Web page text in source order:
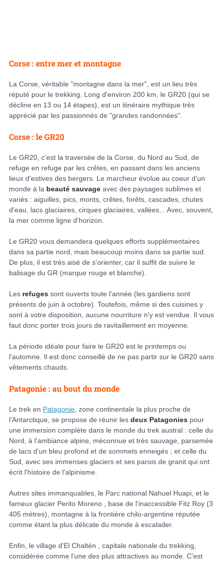
Corse : entre mer et montagne
La Corse, véritable "montagne dans la mer", est un lieu très
réputé pour le trekking. Long d'environ 200 km, le GR20 (qui se
décline en 13 ou 14 étapes), est un itinéraire mythique très
apprécié par les passionnés de "grandes randonnées".
Corse : le GR20
Le GR20, c'est la traversée de la Corse, du Nord au Sud, de
refuge en refuge par les crêtes, en passant dans les anciens
lieux d'estives des bergers. Le marcheur évolue au coeur d'un
monde à la beauté sauvage avec des paysages sublimes et
variés : aiguilles, pics, monts, crêtes, forêts, cascades, chutes
d'eau, lacs glaciaires, cirques glaciaires, vallées... Avec, souvent,
la mer comme ligne d'horizon.
Le GR20 vous demandera quelques efforts supplémentaires
dans sa partie nord, mais beaucoup moins dans sa partie sud.
De plus, il est très aisé de s'orienter, car il suffit de suivre le
balisage du GR (marque rouge et blanche).
Les refuges sont ouverts toute l'année (les gardiens sont
présents de juin à octobre). Toutefois, même si des cuisines y
sont à votre disposition, aucune nourriture n'y est vendue. Il vous
faut donc porter trois jours de ravitaillement en moyenne.
La période idéale pour faire le GR20 est le printemps ou
l'automne. Il est donc conseillé de ne pas partir sur le GR20 sans
vêtements chauds.
Patagonie : au bout du monde
Le trek en Patagonie , zone continentale la plus proche de
l'Antarctique, se propose de réunir les deux Patagonies pour
une immersion complète dans le monde du trek austral : celle du
Nord, à l'ambiance alpine, méconnue et très sauvage, parsemée
de lacs d'un bleu profond et de sommets enneigés ; et celle du
Sud, avec ses immenses glaciers et ses parois de granit qui ont
écrit l'histoire de l'alpinisme.
Autres sites immanquables, le Parc national Nahuel Huapi, et le
fameux glacier Perito Moreno , base de l'inaccessible Fitz Roy (3
405 mètres), montagne à la frontière chilo-argentine réputée
comme étant la plus délicate du monde à escalader.
Enfin, le village d'El Chaltén , capitale nationale du trekking,
considérée comme l'une des plus attractives au monde. C'est